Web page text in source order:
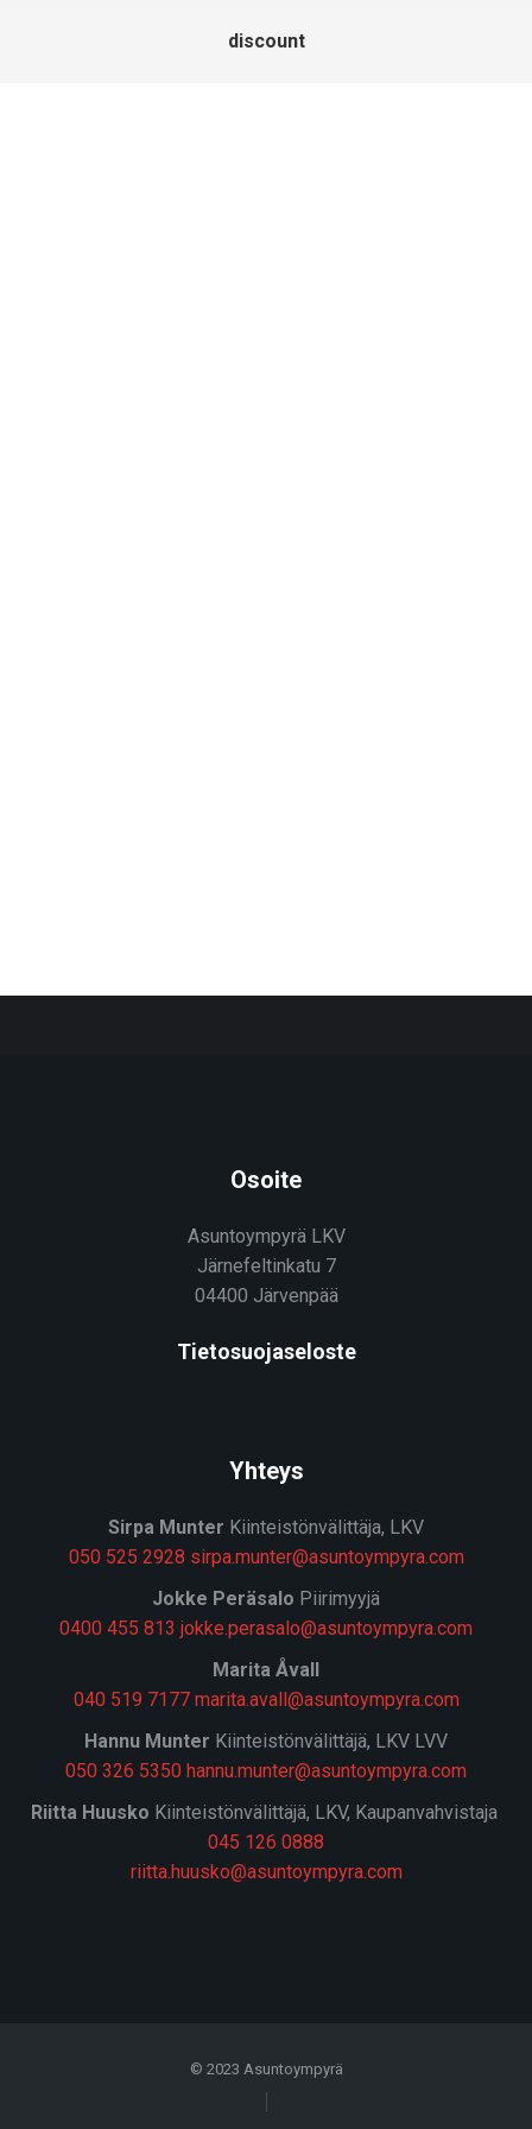
discount
Osoite
Asuntoympyrä LKV
Järnefeltinkatu 7
04400 Järvenpää
Tietosuojaseloste
Yhteys
Sirpa Munter Kiinteistönvälittäja, LKV
050 525 2928 sirpa.munter@asuntoympyra.com
Jokke Peräsalo Piirimyyjä
0400 455 813 jokke.perasalo@asuntoympyra.com
Marita Åvall
040 519 7177 marita.avall@asuntoympyra.com
Hannu Munter Kiinteistönvälittäjä, LKV LVV
050 326 5350 hannu.munter@asuntoympyra.com
Riitta Huusko Kiinteistönvälittäjä, LKV, Kaupanvahvistaja
045 126 0888
riitta.huusko@asuntoympyra.com
© 2023 Asuntoympyrä